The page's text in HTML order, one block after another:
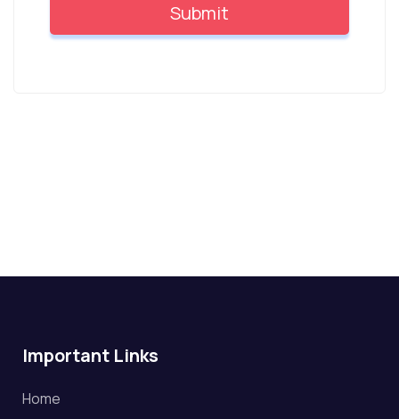
Important Links
Home